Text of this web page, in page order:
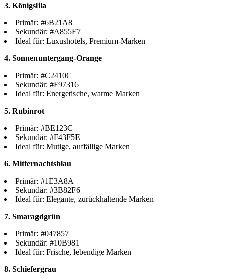
3. Königslila
Primär: #6B21A8
Sekundär: #A855F7
Ideal für: Luxushotels, Premium-Marken
4. Sonnenuntergang-Orange
Primär: #C2410C
Sekundär: #F97316
Ideal für: Energetische, warme Marken
5. Rubinrot
Primär: #BE123C
Sekundär: #F43F5E
Ideal für: Mutige, auffällige Marken
6. Mitternachtsblau
Primär: #1E3A8A
Sekundär: #3B82F6
Ideal für: Elegante, zurückhaltende Marken
7. Smaragdgrün
Primär: #047857
Sekundär: #10B981
Ideal für: Frische, lebendige Marken
8. Schiefergrau